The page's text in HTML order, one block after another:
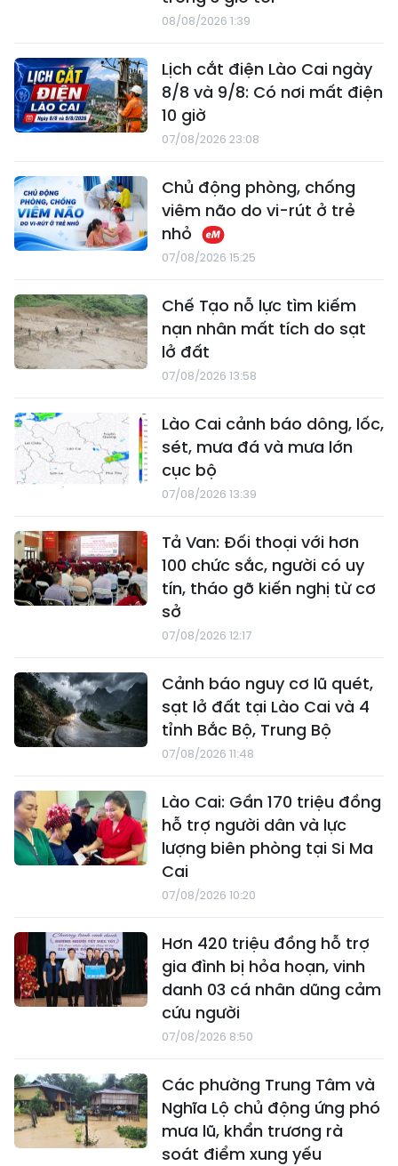
08/08/2026 1:39
Lịch cắt điện Lào Cai ngày
8/8 và 9/8: Có nơi mất điện
10 giờ
07/08/2026 23:08
Chủ động phòng, chống
viêm não do vi-rút ở trẻ
nhỏ
07/08/2026 15:25
Chế Tạo nỗ lực tìm kiếm
nạn nhân mất tích do sạt
lở đất
07/08/2026 13:58
Lào Cai cảnh báo dông, lốc,
sét, mưa đá và mưa lớn
cục bộ
07/08/2026 13:39
Tả Van: Đối thoại với hơn
100 chức sắc, người có uy
tín, tháo gỡ kiến nghị từ cơ
sở
07/08/2026 12:17
Cảnh báo nguy cơ lũ quét,
sạt lở đất tại Lào Cai và 4
tỉnh Bắc Bộ, Trung Bộ
07/08/2026 11:48
Lào Cai: Gần 170 triệu đồng
hỗ trợ người dân và lực
lượng biên phòng tại Si Ma
Cai
07/08/2026 10:20
Hơn 420 triệu đồng hỗ trợ
gia đình bị hỏa hoạn, vinh
danh 03 cá nhân dũng cảm
cứu người
07/08/2026 8:50
Các phường Trung Tâm và
Nghĩa Lộ chủ động ứng phó
mưa lũ, khẩn trương rà
soát điểm xung yếu